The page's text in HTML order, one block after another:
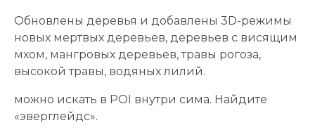
Обновлены деревья и добавлены 3D-режимы
новых мертвых деревьев, деревьев с висящим
мхом, мангровых деревьев, травы рогоза,
высокой травы, водяных лилий.
можно искать в POI внутри сима. Найдите
«эверглейдс».